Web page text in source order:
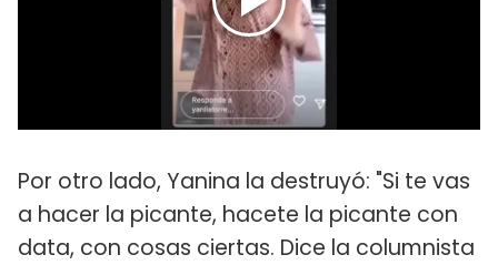
Por otro lado, Yanina la destruyó: "Si te vas
a hacer la picante, hacete la picante con
data, con cosas ciertas. Dice la columnista